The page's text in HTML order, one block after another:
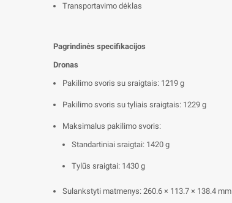
Transportavimo dėklas
Pagrindinės specifikacijos
Dronas
Pakilimo svoris su sraigtais: 1219 g
Pakilimo svoris su tyliais sraigtais: 1229 g
Maksimalus pakilimo svoris:
Standartiniai sraigtai: 1420 g
Tylūs sraigtai: 1430 g
Sulankstyti matmenys: 260.6 × 113.7 × 138.4 mm